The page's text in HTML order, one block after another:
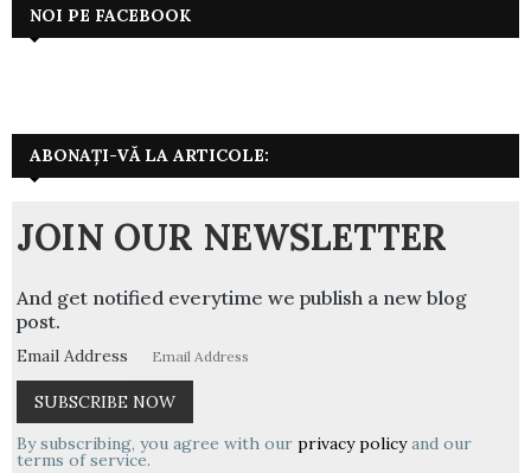
NOI PE FACEBOOK
ABONAȚI-VĂ LA ARTICOLE:
JOIN OUR NEWSLETTER
And get notified everytime we publish a new blog
post.
Email Address
By subscribing, you agree with our privacy policyand our
terms of service.